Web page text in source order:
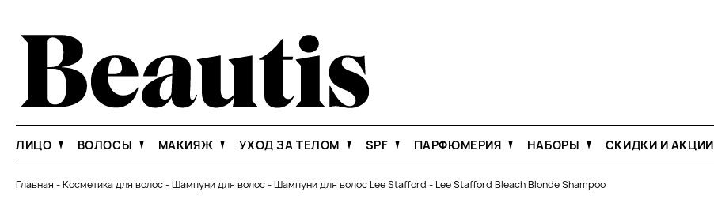
ЛИЦО ВОЛОСЫ МАКИЯЖ УХОД ЗА ТЕЛОМ SPF ПАРФЮМЕРИЯ НАБОРЫ СКИДКИ И АКЦИИ
Главная -Косметика для волос-Шампуни для волос-Шампуни для волос Lee Stafford - Lee Stafford Bleach Blonde Shampoo